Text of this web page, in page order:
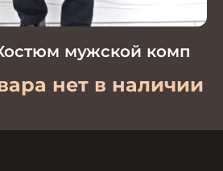
мужской комп
нет в наличии